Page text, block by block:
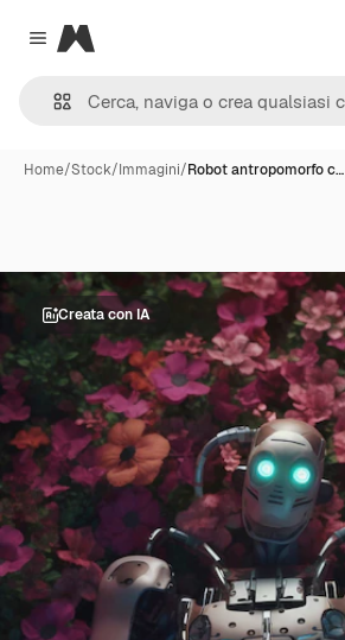
Close menu
Magnific
Home/Stock/Immagini/Robot antropomorfo c…
Creata con IA